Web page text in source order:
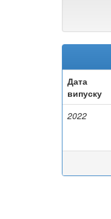
Дата
випуску
2022